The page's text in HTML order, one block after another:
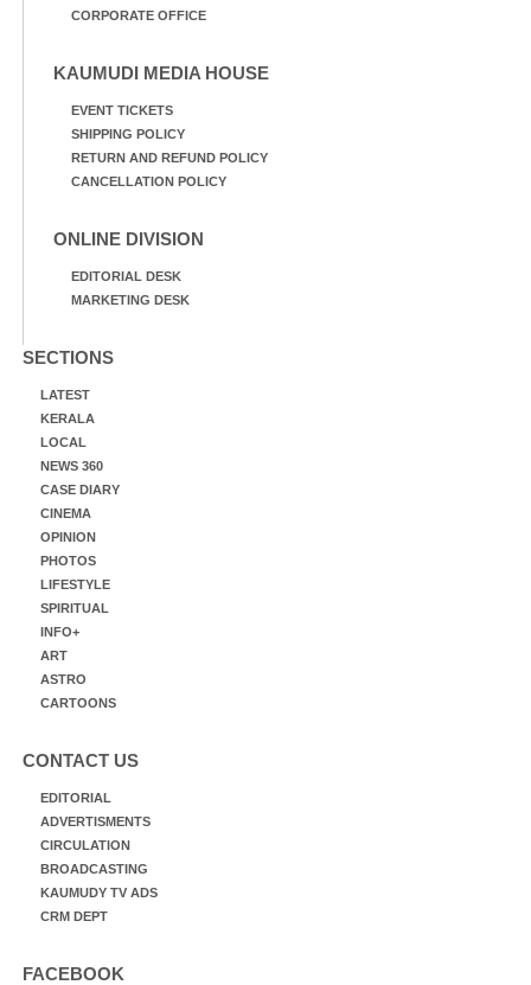
CORPORATE OFFICE
KAUMUDI MEDIA HOUSE
EVENT TICKETS
SHIPPING POLICY
RETURN AND REFUND POLICY
CANCELLATION POLICY
ONLINE DIVISION
EDITORIAL DESK
MARKETING DESK
SECTIONS
LATEST
KERALA
LOCAL
NEWS 360
CASE DIARY
CINEMA
OPINION
PHOTOS
LIFESTYLE
SPIRITUAL
INFO+
ART
ASTRO
CARTOONS
CONTACT US
EDITORIAL
ADVERTISMENTS
CIRCULATION
BROADCASTING
KAUMUDY TV ADS
CRM DEPT
FACEBOOK